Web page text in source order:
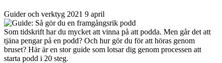
Guider och verktyg 2021 9 april
Som tidskrift har du mycket att vinna på att podda. Men går det att
tjäna pengar på en podd? Och hur gör du för att höras genom
bruset? Här är en stor guide som lotsar dig genom processen att
starta podd i 20 steg.